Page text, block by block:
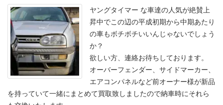
ヤングタイマー な車達の人気が絶賛上
昇中でこの辺の平成初期から中期あたり
の車もボチボチいいんじゃないでしょう
か？
欲しい方、連絡お待ちしております。
オーバーフェンダー、サイドマーカー、
エアコンパネルなど前オーナー様が新品
を持っていて一緒にまとめて買取致しましたので納車時にそれら